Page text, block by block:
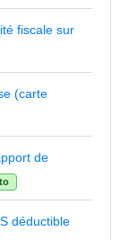
fiscale sur
(carte
de
déductible